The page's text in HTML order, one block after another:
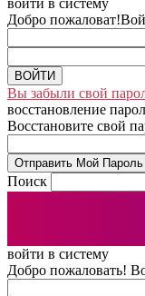
войти в систему
Добро пожаловат!
Вы забыли свой
восстановление
Восстановите свой
Поиск
войти в систему
Добро пожаловать!